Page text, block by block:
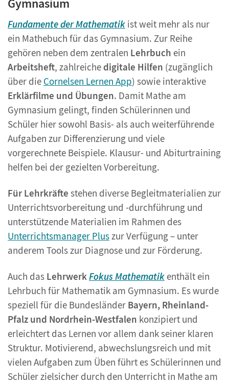
Gymnasium
Fundamente der Mathematik ist weit mehr als nur
ein Mathebuch für das Gymnasium. Zur Reihe
gehören neben dem zentralen Lehrbuch ein
Arbeitsheft, zahlreichedigitale Hilfen (zugänglich
über die Cornelsen Lernen App) sowie interaktive
Erklärfilme und Übungen. Damit Mathe am
Gymnasium gelingt, finden Schülerinnen und
Schüler hier sowohl Basis- als auch weiterführende
Aufgaben zur Differenzierung und viele
vorgerechnete Beispiele. Klausur- und Abiturtraining
helfen bei der gezielten Vorbereitung.
Für Lehrkräfte stehen diverse Begleitmaterialien zur
Unterrichtsvorbereitung und -durchführung und
unterstützende Materialien im Rahmen des
Unterrichtsmanager Pluszur Verfügung – unter
anderem Tools zur Diagnose und zur Förderung.
Auch das LehrwerkFokus Mathematik enthält ein
Lehrbuch für Mathematik am Gymnasium. Es wurde
speziell für die Bundesländer Bayern, Rheinland-
Pfalz und Nordrhein-Westfalen konzipiert und
erleichtert das Lernen vor allem dank seiner klaren
Struktur. Motivierend, abwechslungsreich und mit
vielen Aufgaben zum Üben führt es Schülerinnen und
Schüler zielsicher durch den Unterricht in Mathe am